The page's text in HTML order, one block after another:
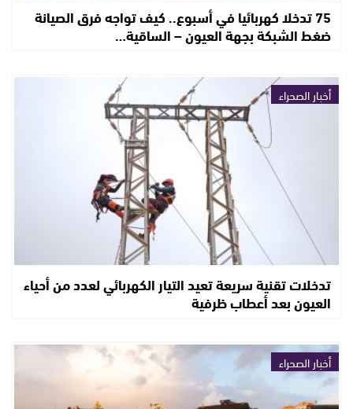
75 تدخلا كهربائيا في أسبوع.. كيف تواجه فرق الصيانة
ضغط الشبكة بجهة العيون – الساقية…
أخبار الصحراء
تدخلات تقنية سريعة تعيد التيار الكهربائي لعدد من أحياء
العيون بعد أعطاب ظرفية
أخبار الصحراء